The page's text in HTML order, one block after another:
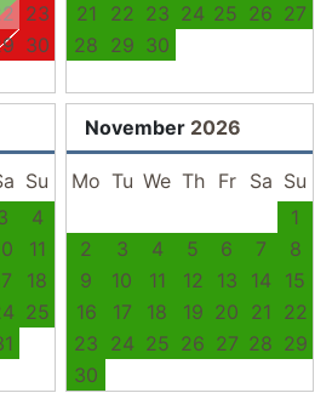
23
30
21
22 23 24 25 26 27
28 29 30
Su
4
11
18
25
November 2026
Mo Tu We Th Fr Sa Su
1
2
3 4 5 6 7
8
9
10 11 12 13 14
15
16
17 18 19 20 21
22
23 24 25 26 27 28 29
30